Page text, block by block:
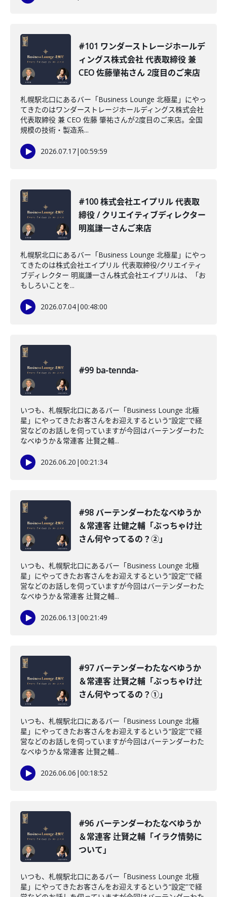
#101 ワンダーストレージホールデ
ィングス株式会社 代表取締役 兼
CEO 佐藤肇祐さん 2度目のご来店
札幌駅北口にあるバー「Business Lounge 北極星」にやっ
てきたのはワンダーストレージホールディングス株式会社
代表取締役 兼 CEO 佐藤 肇祐さんが2度目のご来店。全国
規模の技術・製造系...
2026.07.17|00:59:59
#100 株式会社エイプリル 代表取
締役 / クリエイティブディレクター
明嵐謙一さんご来店
札幌駅北口にあるバー「Business Lounge 北極星」にやっ
てきたのは株式会社エイプリル 代表取締役/クリエイティ
ブディレクター 明嵐謙一さん株式会社エイプリルは、「お
もしろいことを...
2026.07.04|00:48:00
#99 ba-tennda-
いつも、札幌駅北口にあるバー「Business Lounge 北極
星」にやってきたお客さんをお迎えするという“設定”で経
営などのお話しを伺っていますが今回はバーテンダーわた
なべゆうか＆常連客 辻賢之輔...
2026.06.20 |00:21:34
#98 バーテンダーわたなべゆうか
＆常連客 辻健之輔「ぶっちゃけ辻
さん何やってるの？②」
いつも、札幌駅北口にあるバー「Business Lounge 北極
星」にやってきたお客さんをお迎えするという“設定”で経
営などのお話しを伺っていますが今回はバーテンダーわた
なべゆうか＆常連客 辻賢之輔...
2026.06.13 |00:21:49
#97 バーテンダーわたなべゆうか
＆常連客 辻賢之輔「ぶっちゃけ辻
さん何やってるの？①」
いつも、札幌駅北口にあるバー「Business Lounge 北極
星」にやってきたお客さんをお迎えするという“設定”で経
営などのお話しを伺っていますが今回はバーテンダーわた
なべゆうか＆常連客 辻賢之輔...
2026.06.06 |00:18:52
#96 バーテンダーわたなべゆうか
＆常連客 辻賢之輔「イラク情勢に
ついて」
いつも、札幌駅北口にあるバー「Business Lounge 北極
星」にやってきたお客さんをお迎えするという“設定”で経